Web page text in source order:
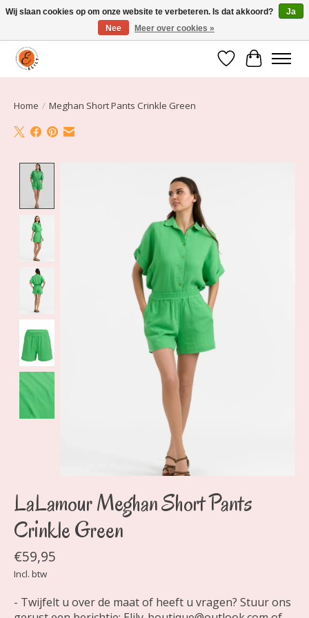
Elily is er om jou te laten stralen! Mode vanaf maat 34 t/m 54
Verlanglijst
Home / Meghan Short Pants Crinkle Green
LaLamour Meghan Short Pants
Crinkle Green
€59,95
Incl. btw
- Twijfelt u over de maat of heeft u vragen? Stuur ons
Wij slaan cookies op om onze website te verbeteren. Is dat akkoord?
Ja
Nee
Meer over cookies »